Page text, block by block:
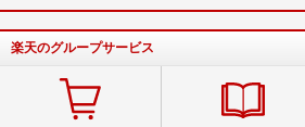
楽天のグループサービス